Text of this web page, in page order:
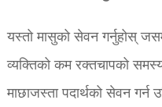
यस्तो मासुको सेवन गर्नुहोस्
व्यक्तिको कम रक्तचापको
माछाजस्ता पदार्थको सेवन